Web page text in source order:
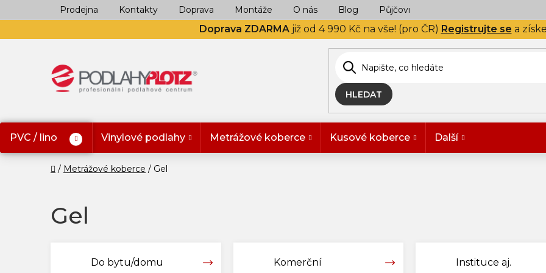
na
Doprava ZDARMA již od 4 990 Kč na vše! (pro ČR) Registrujte se a
Prodejna Kontakty Doprava Montáže O nás Blog Půjčovna
HLEDAT
PVC / lino Vinylové podlahy Metrážové koberce Kusové koberce Další
Domů
Metrážové koberce Gel
Gel
Do bytu/domu Komerční Instituce aj.